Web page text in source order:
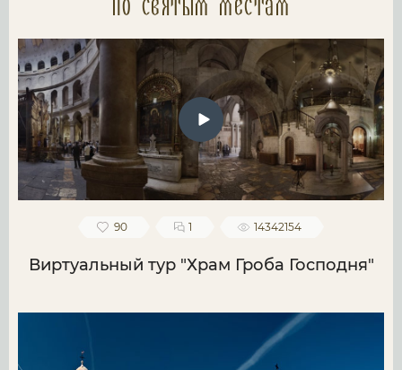
по святым местам
90 1 14342154
Виртуальный тур "Храм Гроба Господня"